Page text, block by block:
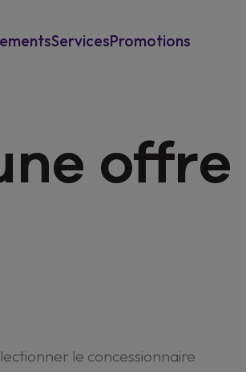
Services
Assurances
Promotions
New Musso
offre
le concessionnaire